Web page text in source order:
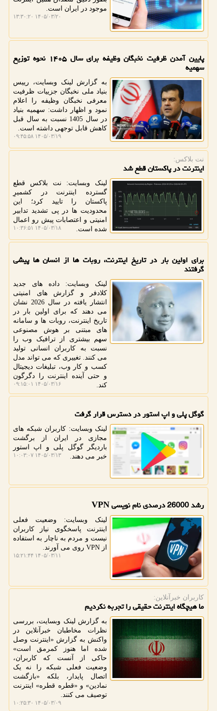
موجود در ایران است.
۱۴۰۵/۰۳/۲۰ ۱۳:۳۰:۲۰
پایین آمدن ظرفیت نخبگان وظیفه برای سال ۱۴۰۵ نحوه توزیع
سهمیه
به گزارش لینک وبسایت، رییس
بنیاد ملی نخبگان جزییات ظرفیت
معرفی نخبگان وظیفه را اعلام
نمود و اظهار داشت: سهمیه بنیاد
در سال 1405 نسبت به سال قبل
کاهش قابل توجهی داشته است.
۱۴۰۵/۰۳/۱۹ ۰۹:۴۵:۵۸
نت بلاكس:
اینترنت در پاکستان قطع شد
لینک وبسایت: نت بلاکس قطع
گسترده اینترنت در کشمیرِ
پاکستان را تایید کرد؛ این
محدودیت ها در پی تشدید تدابیر
امنیتی و اعتصابات پیش رو اعمال
شده است.
۱۴۰۵/۰۳/۱۸ ۱۰:۳۶:۵۱
برای اولین بار در تاریخ اینترنت، روبات ها از انسان ها پیشی
گرفتند
لینک وبسایت: داده های جدید
کلادفر و گزارش های امنیتی
انتشار یافته در سال 2026 نشان
می دهند که برای اولین بار در
تاریخ اینترنت، روبات ها و سامانه
های مبتنی بر هوش مصنوعی
سهم بیشتری از ترافیک وب را
نسبت به کاربران انسانی تولید
می کنند. تغییری که می تواند مدل
کسب و کار وب، تبلیغات دیجیتال
و حتی آینده اینترنت را دگرگون
کند.
۱۴۰۵/۰۳/۱۶ ۰۹:۱۵:۰۱
گوگل پلی و اپ استور در دسترس قرار گرفت
لینک وبسایت: کاربران شبکه های
مجازی در ایران از برگشت
باردیگر گوگل پلی و اپ استور
خبر می دهند.
۱۴۰۵/۰۳/۱۳ ۱۰:۰۳:۰۷
رشد 26000 درصدی نام نویسی VPN
لینک وبسایت: وضعیت فعلی
اینترنت پاسخگوی نیاز کاربران
نیست و مردم به ناچار به استفاده
از VPN روی می آورند.
۱۴۰۵/۰۳/۱۱ ۱۵:۲۱:۴۴
كاربران خبرآنلاین:
ما هیچگاه اینترنت حقیقی را تجربه نکردیم
به گزارش لینک وبسایت، بررسی
نظرات مخاطبان خبرآنلاین در
واکنش به گزارش «اینترنت وصل
شده اما هنوز کمرمق است»
حاکی از آنست که کاربران،
وضعیت فعلی شبکه را نه یک
اتصال پایدار، بلکه «بازگشت
نمادین» و «قطره قطره» اینترنت
توصیف می کنند.
۱۴۰۵/۰۳/۰۹ ۱۰:۲۵:۳۰